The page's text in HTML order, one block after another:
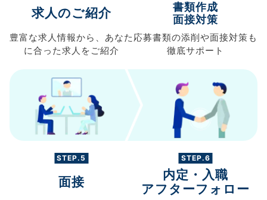
求人のご紹介
豊富な求人情報から、 あなた
に合った求人を ご紹介
書類作成
面接対策
応募書類の添削や面接対策も
徹底サポート
STEP.5
面接
STEP.6
内定・入職
アフターフォロー